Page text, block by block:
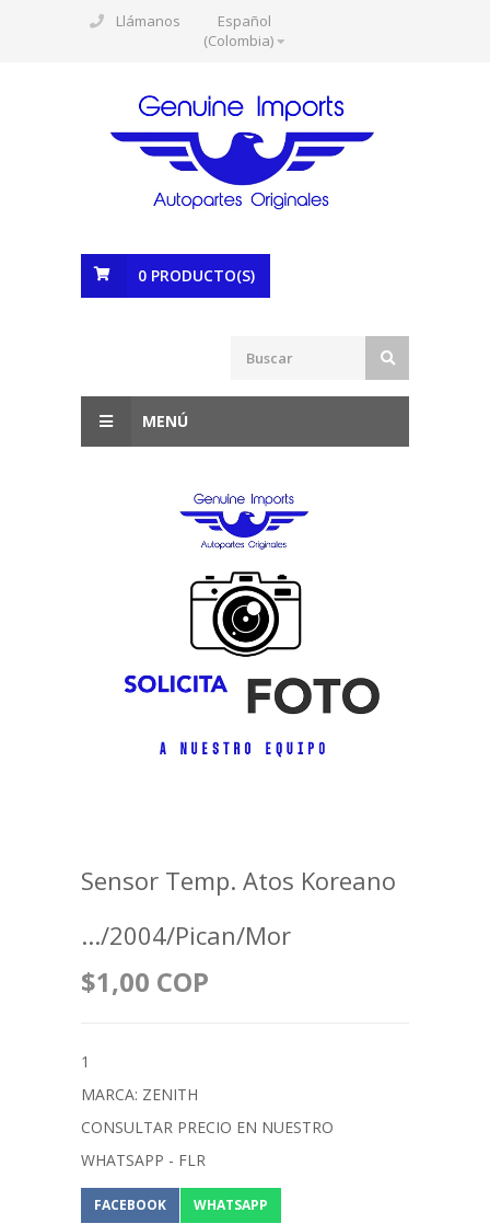
Llámanos
Español
(Colombia)
0 PRODUCTO(S)
MENÚ
Sensor Temp. Atos Koreano
.../2004/Pican/Mor
$1,00 COP
1
MARCA: ZENITH
CONSULTAR PRECIO EN NUESTRO
WHATSAPP - FLR
FACEBOOK WHATSAPP